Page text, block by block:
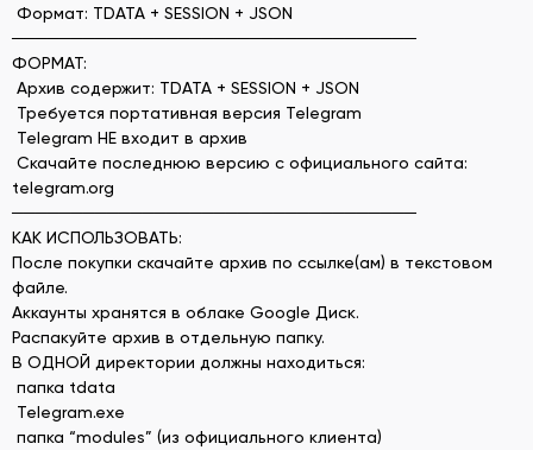
Формат: TDATA + SESSION + JSON
──────────────────────────────────
ФОРМАТ:
Архив содержит: TDATA + SESSION + JSON
Требуется портативная версия Telegram
Telegram НЕ входит в архив
Скачайте последнюю версию с официального сайта:
telegram.org
──────────────────────────────────
КАК ИСПОЛЬЗОВАТЬ:
После покупки скачайте архив по ссылке(ам) в текстовом
файле.
Аккаунты хранятся в облаке Google Диск.
Распакуйте архив в отдельную папку.
В ОДНОЙ директории должны находиться:
папка tdata
Telegram.exe
папка “modules” (из официального клиента)